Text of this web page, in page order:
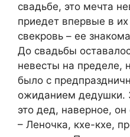
свадьбе, это мечта
приедет впервые в
свекровь – ее
До свадьбы
невесты на пределе,
было с
ожиданием дедушки.
это дед, наверное,
– Леночка, кхе-кхе,